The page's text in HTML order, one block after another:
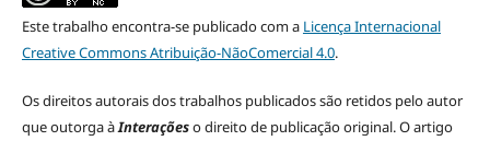
Este trabalho encontra-se publicado com a Licença Internacional
Creative Commons Atribuição-NãoComercial 4.0.
Os direitos autorais dos trabalhos publicados são retidos pelo autor
que outorga àInteraçõeso direito de publicação original. O artigo